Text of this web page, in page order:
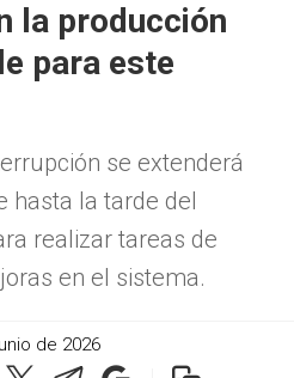
la producción
para este
se extenderá
hasta la tarde del
realizar tareas de
en el sistema.
de 2026